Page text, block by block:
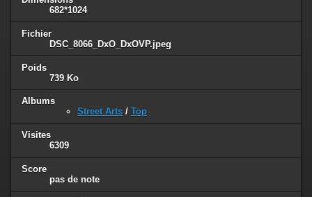
682*1024
Fichier
DSC_8066_DxO_DxOVP.jpeg
Poids
739 Ko
Albums
Street Arts / Top
Visites
6309
Score
pas de note